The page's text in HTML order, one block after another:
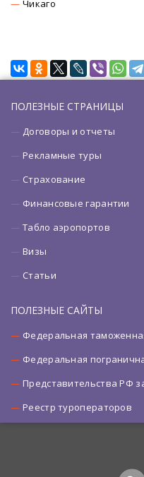
Чикаго
ПОЛЕЗНЫЕ СТРАНИЦЫ
Договоры и отчеты
Рекламные туры
Страхование
Финансовые гарантии
Табло аэропортов
Визы
Статьи
ПОЛЕЗНЫЕ САЙТЫ
Федеральная
Федеральная
Представительства РФ
Реестр туроператоров